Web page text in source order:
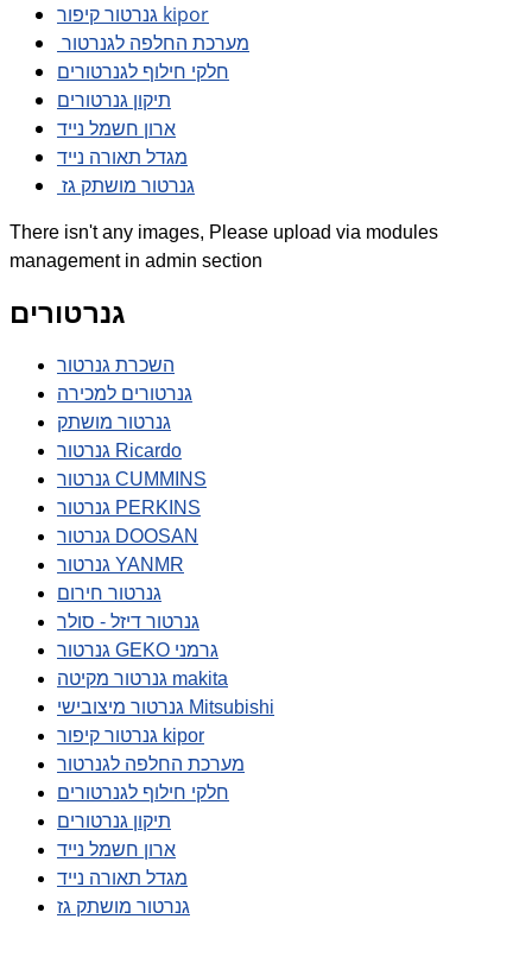
גנרטור קיפור kipor
מערכת החלפה לגנרטור
חלקי חילוף לגנרטורים
תיקון גנרטורים
ארון חשמל נייד
מגדל תאורה נייד
גנרטור מושתק גז
There isn't any images, Please upload via modules
management in admin section
גנרטורים
השכרת גנרטור
גנרטורים למכירה
גנרטור מושתק
גנרטור Ricardo
גנרטור CUMMINS
גנרטור PERKINS
גנרטור DOOSAN
גנרטור YANMR
גנרטור חירום
גנרטור דיזל - סולר
גנרטור GEKO גרמני
גנרטור מקיטה makita
גנרטור מיצובישי Mitsubishi
גנרטור קיפור kipor
מערכת החלפה לגנרטור
חלקי חילוף לגנרטורים
תיקון גנרטורים
ארון חשמל נייד
מגדל תאורה נייד
גנרטור מושתק גז